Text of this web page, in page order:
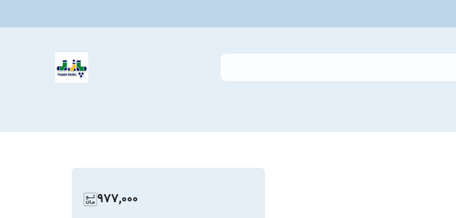
977,000